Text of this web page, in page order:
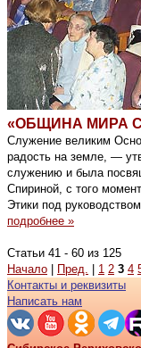
«ОБЩИНА МИРА
Служение великим
радость на земле, —
служению и была
Спириной, с того
Этики под
подробнее »
Статьи 41 - 60 из 125
Начало
Пред. 1 2 3 4
Контакты и реквизиты
Написать нам